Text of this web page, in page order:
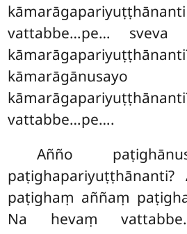
vattabbe…pe… sveva
vattabbe…pe….
Añño
paṭighapariyuṭṭhānanti?
paṭighaṃ aññaṃ
Na hevaṃ